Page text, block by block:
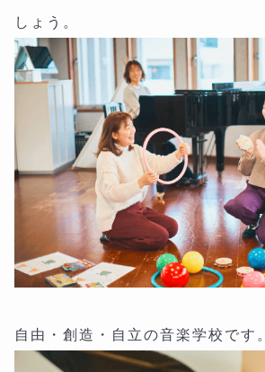
しょう。
自由・創造・自立の音楽学校です。